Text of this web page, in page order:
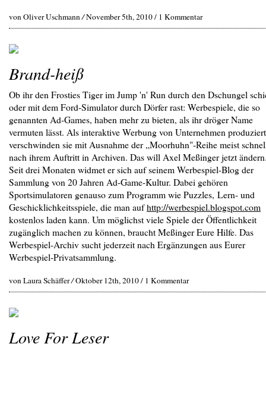
von Oliver Uschmann/November 5th, 2010 / 1 Kommentar
Brand-heiß
Ob ihr den Frosties Tiger im Jump 'n' Run durch den Dschungel
oder mit dem Ford-Simulator durch Dörfer rast: Werbespiele, die so
genannten Ad-Games, haben mehr zu bieten, als ihr dröger Name
vermuten lässt. Als interaktive Werbung von Unternehmen
verschwinden sie mit Ausnahme der „Moorhuhn"-Reihe meist
nach ihrem Auftritt in Archiven. Das will Axel Meßinger jetzt
Seit drei Monaten widmet er sich auf seinem Werbespiel-Blog der
Sammlung von 20 Jahren Ad-Game-Kultur. Dabei gehören
Sportsimulatoren genauso zum Programm wie Puzzles, Lern- und
Geschicklichkeitsspiele, die man aufhttp://werbespiel.blogspot.com
kostenlos laden kann. Um möglichst viele Spiele der Öffentlichkeit
zugänglich machen zu können, braucht Meßinger Eure Hilfe. Das
Werbespiel-Archiv sucht jederzeit nach Ergänzungen aus Eurer
Werbespiel-Privatsammlung.
von Laura Schäffer/Oktober 12th, 2010 / 1 Kommentar
Love For Leser